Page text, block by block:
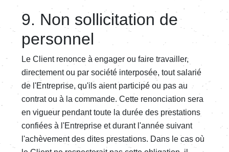
9. Non sollicitation de
personnel
Le Client renonce à engager ou faire travailler,
directement ou par société interposée, tout salarié
de l'Entreprise, qu'ils aient participé ou pas au
contrat ou à la commande. Cette renonciation sera
en vigueur pendant toute la durée des prestations
confiées à l'Entreprise et durant l'année suivant
l'achèvement des dites prestations. Dans le cas où